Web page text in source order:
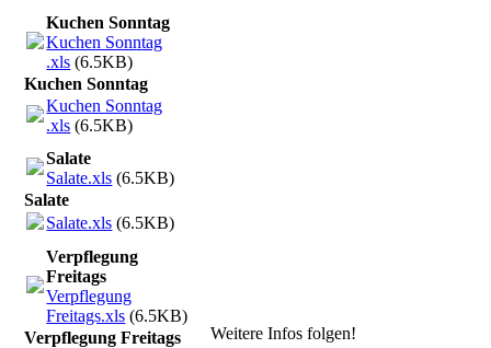
Kuchen Sonntag
Kuchen Sonntag
.xls (6.5KB)
Kuchen Sonntag
Kuchen Sonntag
.xls (6.5KB)
Salate
Salate.xls (6.5KB)
Salate
Salate.xls (6.5KB)
Verpflegung
Freitags
Verpflegung
Freitags.xls (6.5KB)
Verpflegung Freitags
Weitere Infos folgen!